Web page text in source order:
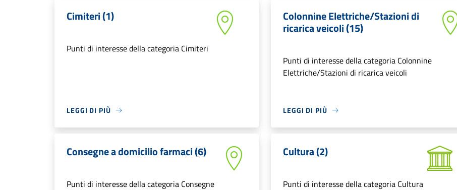
Cimiteri (1)
Punti di interesse della categoria Cimiteri
LEGGI DI PIÙ
Colonnine Elettriche/Stazioni di
ricarica veicoli (15)
Punti di interesse della categoria Colonnine
Elettriche/Stazioni di ricarica veicoli
LEGGI DI PIÙ
Consegne a domicilio farmaci (6)
Punti di interesse della categoria Consegne
Cultura (2)
Punti di interesse della categoria Cultura